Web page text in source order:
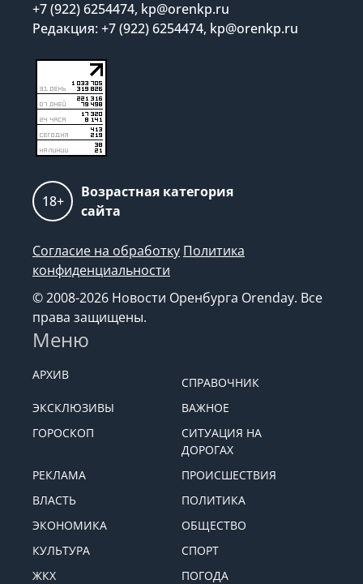
+7 (922) 6254474, kp@orenkp.ru
Редакция: +7 (922) 6254474, kp@orenkp.ru
18+
Возрастная категория
сайта
Согласие на обработку Политика
конфиденциальности
© 2008-2026 Новости Оренбурга Orenday. Все
права защищены.
Меню
АРХИВ
СПРАВОЧНИК
ЭКСКЛЮЗИВЫ
ВАЖНОЕ
ГОРОСКОП
СИТУАЦИЯ НА
ДОРОГАХ
РЕКЛАМА
ПРОИСШЕСТВИЯ
ВЛАСТЬ
ПОЛИТИКА
ЭКОНОМИКА
ОБЩЕСТВО
КУЛЬТУРА
СПОРТ
ЖКХ
ПОГОДА